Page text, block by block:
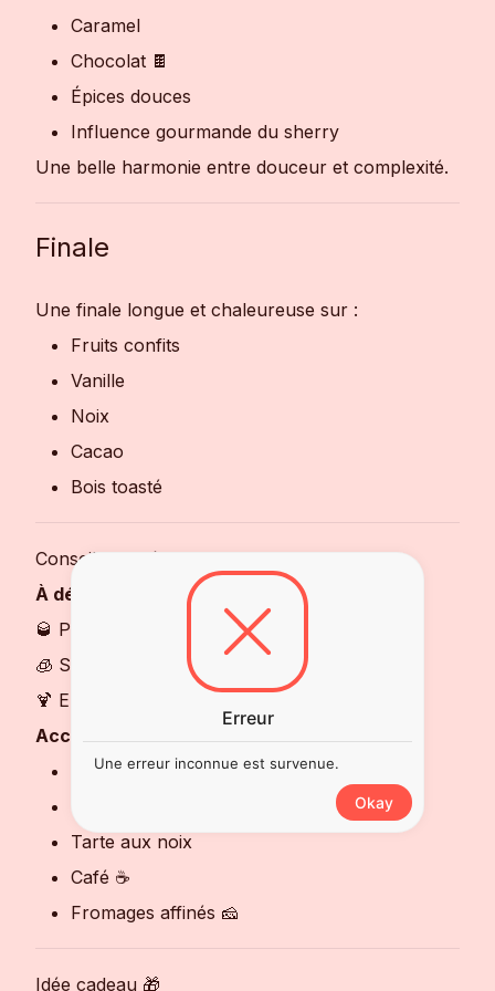
Caramel
Chocolat 🍫
Épices douces
Influence gourmande du sherry
Une belle harmonie entre douceur et complexité.
Finale
Une finale longue et chaleureuse sur :
Fruits confits
Vanille
Noix
Cacao
Bois toasté
Conseils de Dégustation
À déguster :
🥃 Pur dans un verre tulipe
🧊 Sur glace selon les préférences
🍹 En cocktail premium à base de rhum vieux
Accords gourmands :
Chocolat noir 🍫
Tarte aux noix
Café ☕
Fromages affinés 🧀
Idée cadeau 🎁
Erreur
Une erreur inconnue est survenue.
Okay